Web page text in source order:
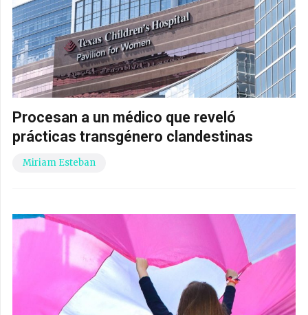
Procesan a un médico que reveló
prácticas transgénero clandestinas
Miriam Esteban